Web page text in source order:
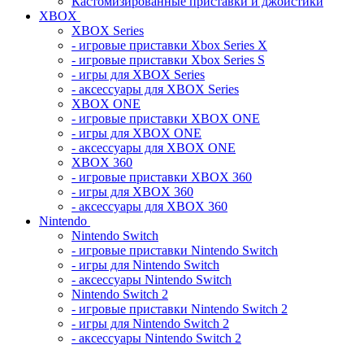
XBOX
XBOX Series
- игровые приставки Xbox Series X
- игровые приставки Xbox Series S
- игры для XBOX Series
- аксессуары для XBOX Series
XBOX ONE
- игровые приставки XBOX ONE
- игры для XBOX ONE
- аксессуары для XBOX ONE
XBOX 360
- игровые приставки XBOX 360
- игры для XBOX 360
- аксессуары для XBOX 360
Nintendo
Nintendo Switch
- игровые приставки Nintendo Switch
- игры для Nintendo Switch
- аксессуары Nintendo Switch
Nintendo Switch 2
- игровые приставки Nintendo Switch 2
- игры для Nintendo Switch 2
- аксессуары Nintendo Switch 2